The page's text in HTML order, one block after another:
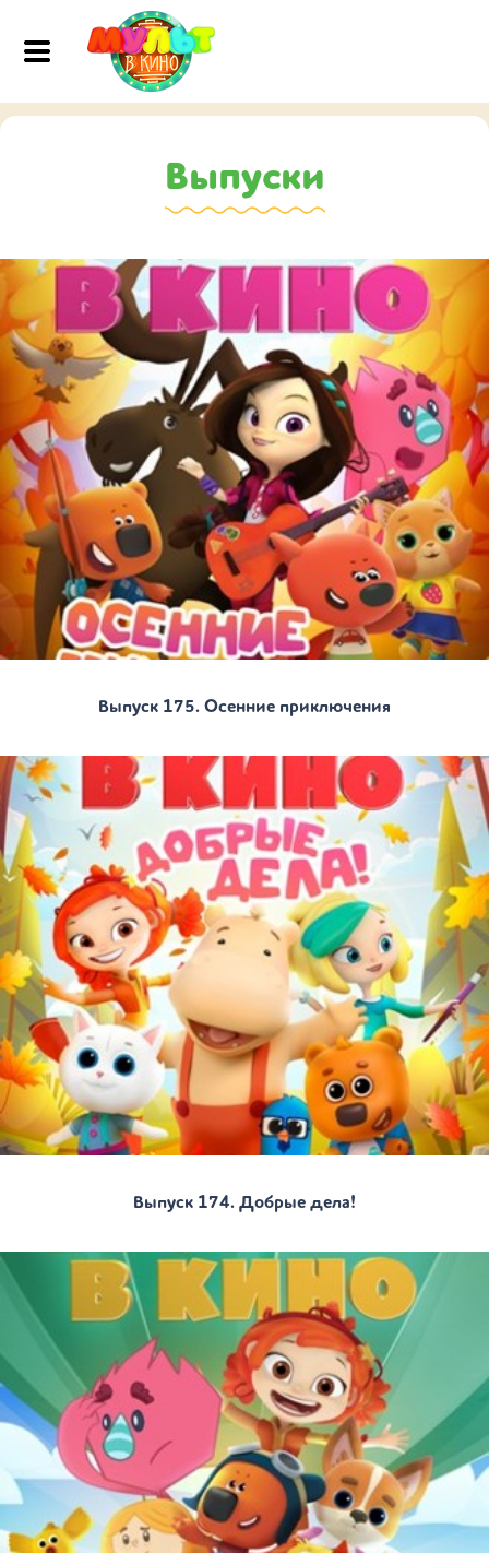
Выпуски
Выпуск 175. Осенние приключения
Выпуск 174. Добрые дела!